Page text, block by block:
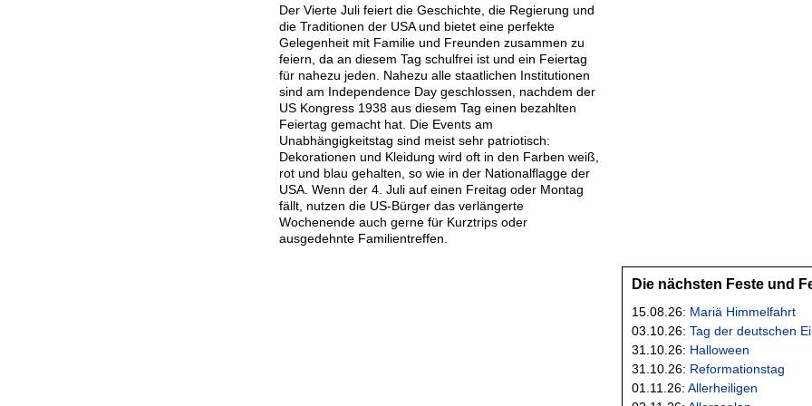
Der Vierte Juli feiert die Geschichte, die Regierung und
die Traditionen der USA und bietet eine perfekte
Gelegenheit mit Familie und Freunden zusammen zu
feiern, da an diesem Tag schulfrei ist und ein Feiertag
für nahezu jeden. Nahezu alle staatlichen Institutionen
sind am Independence Day geschlossen, nachdem der
US Kongress 1938 aus diesem Tag einen bezahlten
Feiertag gemacht hat. Die Events am
Unabhängigkeitstag sind meist sehr patriotisch:
Dekorationen und Kleidung wird oft in den Farben weiß,
rot und blau gehalten, so wie in der Nationalflagge der
USA. Wenn der 4. Juli auf einen Freitag oder Montag
fällt, nutzen die US-Bürger das verlängerte
Wochenende auch gerne für Kurztrips oder
ausgedehnte Familientreffen.
Die nächsten Feste und
15.08.26: Mariä Himmelfahrt
03.10.26: Tag der deutschen
31.10.26: Halloween
31.10.26: Reformationstag
01.11.26: Allerheiligen